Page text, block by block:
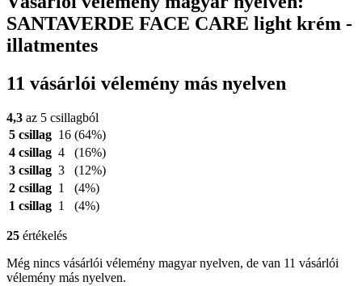
SANTAVERDE FACE CARE light krém -
illatmentes
11 vásárlói vélemény más nyelven
4,3 az 5 csillagból
5 csillag 16 (64%)
4 csillag 4
(16%)
3 csillag 3
(12%)
2 csillag 1
(4%)
1 csillag 1 (4%)
25 értékelés
Még nincs vásárlói vélemény magyar nyelven, de van 11 vásárlói
vélemény más nyelven.